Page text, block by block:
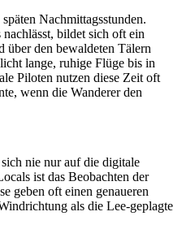
Nachmittagsstunden.
bildet sich oft ein
über den bewaldeten Tälern
lange, ruhige Flüge bis in
Piloten nutzen diese Zeit oft
wenn die Wanderer den
nie nur auf die digitale
ist das Beobachten der
geben oft einen genaueren
als die Lee-geplagte